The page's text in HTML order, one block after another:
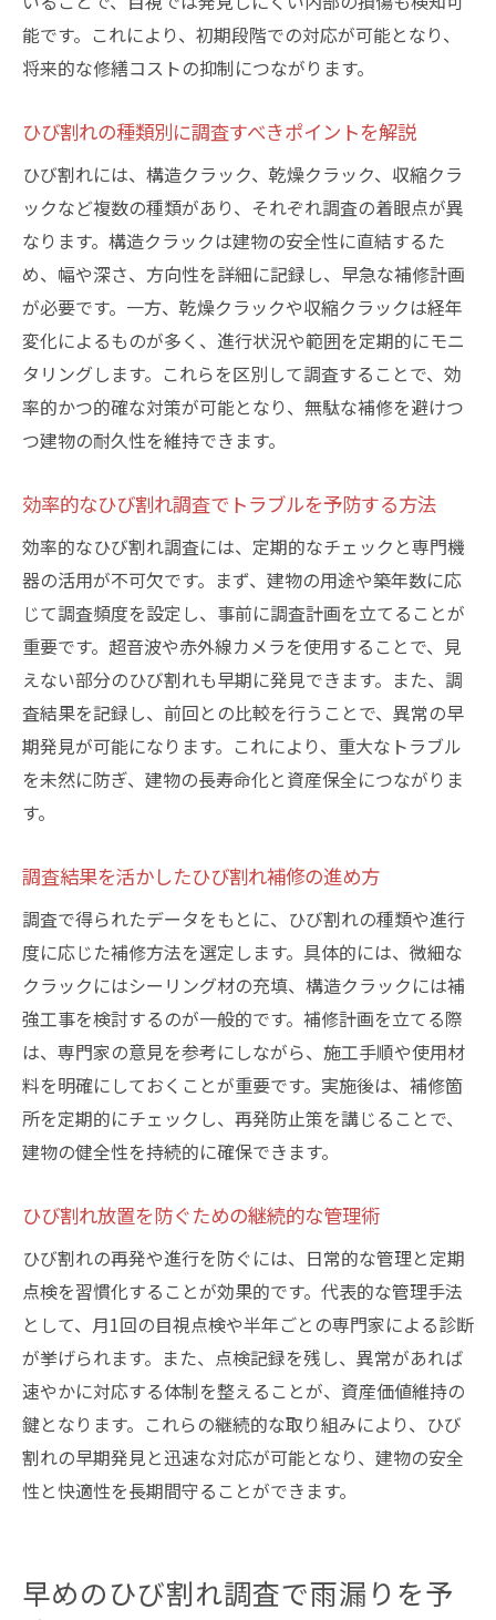
能です。これにより、初期段階での対応が可能となり、
将来的な修繕コストの抑制につながります。
ひび割れの種類別に調査すべきポイントを解説
ひび割れには、構造クラック、乾燥クラック、収縮クラ
ックなど複数の種類があり、それぞれ調査の着眼点が異
なります。構造クラックは建物の安全性に直結するた
め、幅や深さ、方向性を詳細に記録し、早急な補修計画
が必要です。一方、乾燥クラックや収縮クラックは経年
変化によるものが多く、進行状況や範囲を定期的にモニ
タリングします。これらを区別して調査することで、効
率的かつ的確な対策が可能となり、無駄な補修を避けつ
つ建物の耐久性を維持できます。
効率的なひび割れ調査でトラブルを予防する方法
効率的なひび割れ調査には、定期的なチェックと専門機
器の活用が不可欠です。まず、建物の用途や築年数に応
じて調査頻度を設定し、事前に調査計画を立てることが
重要です。超音波や赤外線カメラを使用することで、見
えない部分のひび割れも早期に発見できます。また、調
査結果を記録し、前回との比較を行うことで、異常の早
期発見が可能になります。これにより、重大なトラブル
を未然に防ぎ、建物の長寿命化と資産保全につながりま
す。
調査結果を活かしたひび割れ補修の進め方
調査で得られたデータをもとに、ひび割れの種類や進行
度に応じた補修方法を選定します。具体的には、微細な
クラックにはシーリング材の充填、構造クラックには補
強工事を検討するのが一般的です。補修計画を立てる際
は、専門家の意見を参考にしながら、施工手順や使用材
料を明確にしておくことが重要です。実施後は、補修箇
所を定期的にチェックし、再発防止策を講じることで、
建物の健全性を持続的に確保できます。
ひび割れ放置を防ぐための継続的な管理術
ひび割れの再発や進行を防ぐには、日常的な管理と定期
点検を習慣化することが効果的です。代表的な管理手法
として、月1回の目視点検や半年ごとの専門家による診断
が挙げられます。また、点検記録を残し、異常があれば
速やかに対応する体制を整えることが、資産価値維持の
鍵となります。これらの継続的な取り組みにより、ひび
割れの早期発見と迅速な対応が可能となり、建物の安全
性と快適性を長期間守ることができます。
早めのひび割れ調査で雨漏りを予